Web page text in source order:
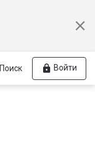
Поиск Войти